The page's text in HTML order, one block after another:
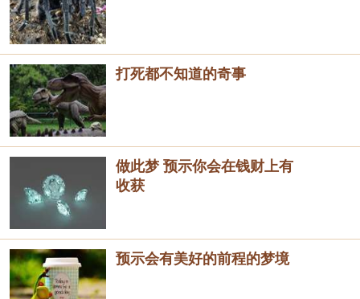
打死都不知道的奇事
做此梦 预示你会在钱财上有
收获
预示会有美好的前程的梦境